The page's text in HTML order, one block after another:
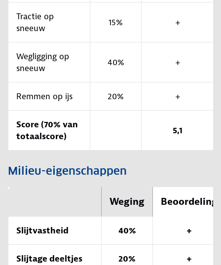
Tractie op
sneeuw
15% +
Wegligging op
sneeuw
40% +
Remmen op ijs 20% +
Score (70% van
totaalscore)
5,1
Milieu-eigenschappen
Weging Beoordeling
Slijtvastheid 40% +
Slijtage deeltjes 20% +